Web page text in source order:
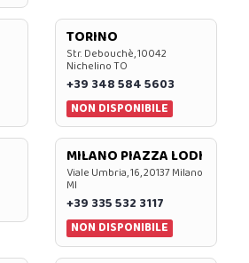
TORINO
Str. Debouchè, 10042
Nichelino TO
+39 348 584 5603
NON DISPONIBILE
MILANO PIAZZA LODI
Viale Umbria, 16, 20137 Milano
MI
+39 335 532 3117
NON DISPONIBILE